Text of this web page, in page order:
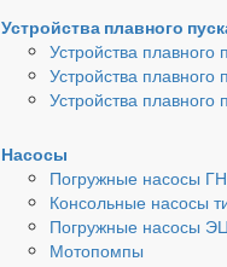
Устройства плавного
Устройства плавного
Устройства плавного
Устройства плавного
Насосы
Погружные насосы
Консольные насосы
Погружные насосы
Мотопомпы